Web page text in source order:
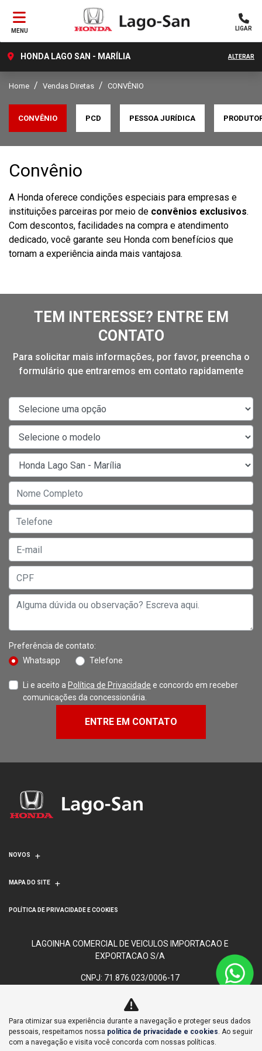
MENU LIGAR
HONDA LAGO SAN - MARÍLIA ALTERAR
Home Vendas Diretas CONVÊNIO
PCD PESSOA JURÍDICA
CONVÊNIO
Convênio
A Honda oferece condições especiais para empresas e
instituições parceiras por meio de convênios exclusivos.
Com descontos, facilidades na compra e atendimento
dedicado, você garante seu Honda com benefícios que
tornam a experiência ainda mais vantajosa.
TEM INTERESSE? ENTRE EM
CONTATO
Para solicitar mais informações, por favor, preencha o
formulário que entraremos em contato rapidamente
Preferência de contato:
Whatsapp
Telefone
Li e aceito a Política de Privacidade e concordo em receber
comunicações da concessionária.
ENTRE EM CONTATO
NOVOS
MAPA DO SITE
POLÍTICA DE PRIVACIDADE E COOKIES
LAGOINHA COMERCIAL DE VEICULOS IMPORTACAO E
EXPORTACAO S/A
CNPJ: 71.876.023/0006-17
No trânsito, enxergar o outro salva vidas.
Para otimizar sua experiência durante a navegação e proteger seus dados
pessoais, respeitamos nossa política de privacidade e cookies. Ao seguir
com a navegação e visita você concorda com nossas políticas.